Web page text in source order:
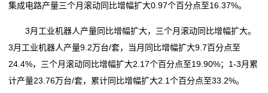
集成电路产量三个月滚动同比增幅扩大0.97个百分点至16.37%。
3月工业机器人产量同比增幅扩大，三个月滚动同比增幅扩大。
3月工业机器人产量9.2万台/套，当月同比增幅扩大9.7百分点至
24.4%，三个月滚动同比增幅扩大2.17个百分点至19.90%；1-3月累
计产量23.76万台/套，累计同比增幅扩大2.1个百分点至33.2%。